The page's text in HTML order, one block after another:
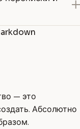
— это
Абсолютно